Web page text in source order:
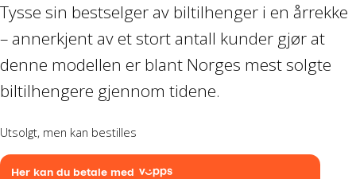
BÅT OG BÅTMOTOR
Båter
Tysse sin bestselger av biltilhenger i en årrekke
– annerkjent av et stort antall kunder gjør at
denne modellen er blant Norges mest solgte
biltilhengere gjennom tidene.
Utsolgt, men kan bestilles